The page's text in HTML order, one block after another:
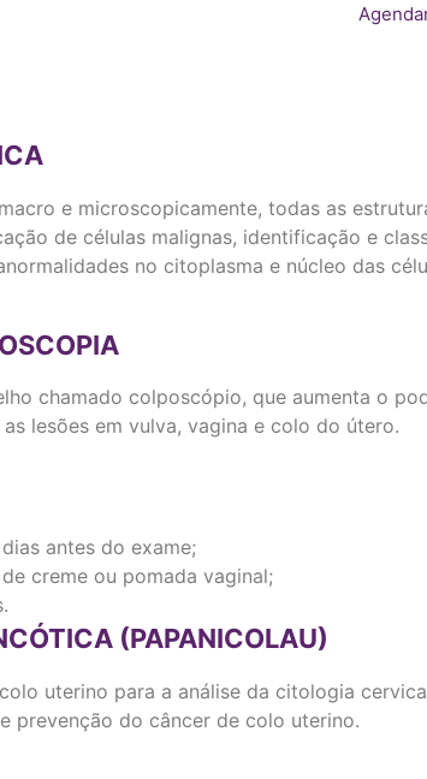
e microscopicamente, todas as
de células malignas, identificação e
no citoplasma e núcleo das
chamado colposcópio, que aumenta o
lesões em vulva, vagina e colo do útero.
antes do exame;
creme ou pomada vaginal;
(PAPANICOLAU)
uterino para a análise da citologia
prevenção do câncer de colo uterino.